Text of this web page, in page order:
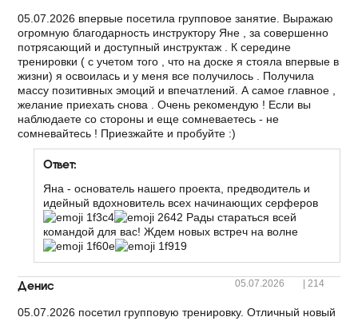
05.07.2026 впервые посетила групповое занятие. Выражаю
огромную благодарность инструктору Яне , за совершенно
потрясающий и доступный инструктаж . К середине
тренировки ( с учетом того , что на доске я стояла впервые в
жизни) я освоилась и у меня все получилось . Получила
массу позитивных эмоций и впечатлений. А самое главное ,
желание приехать снова . Очень рекомендую ! Если вы
наблюдаете со стороны и еще сомневаетесь - не
сомневайтесь ! Приезжайте и пробуйте :)
Ответ:
Яна - основатель нашего проекта, предводитель и
идейный вдохновитель всех начинающих серферов
Рады стараться всей
командой для вас! Ждем новых встреч на волне
Денис 05.07.2026 214
05.07.2026 посетил групповую тренировку. Отличный новый